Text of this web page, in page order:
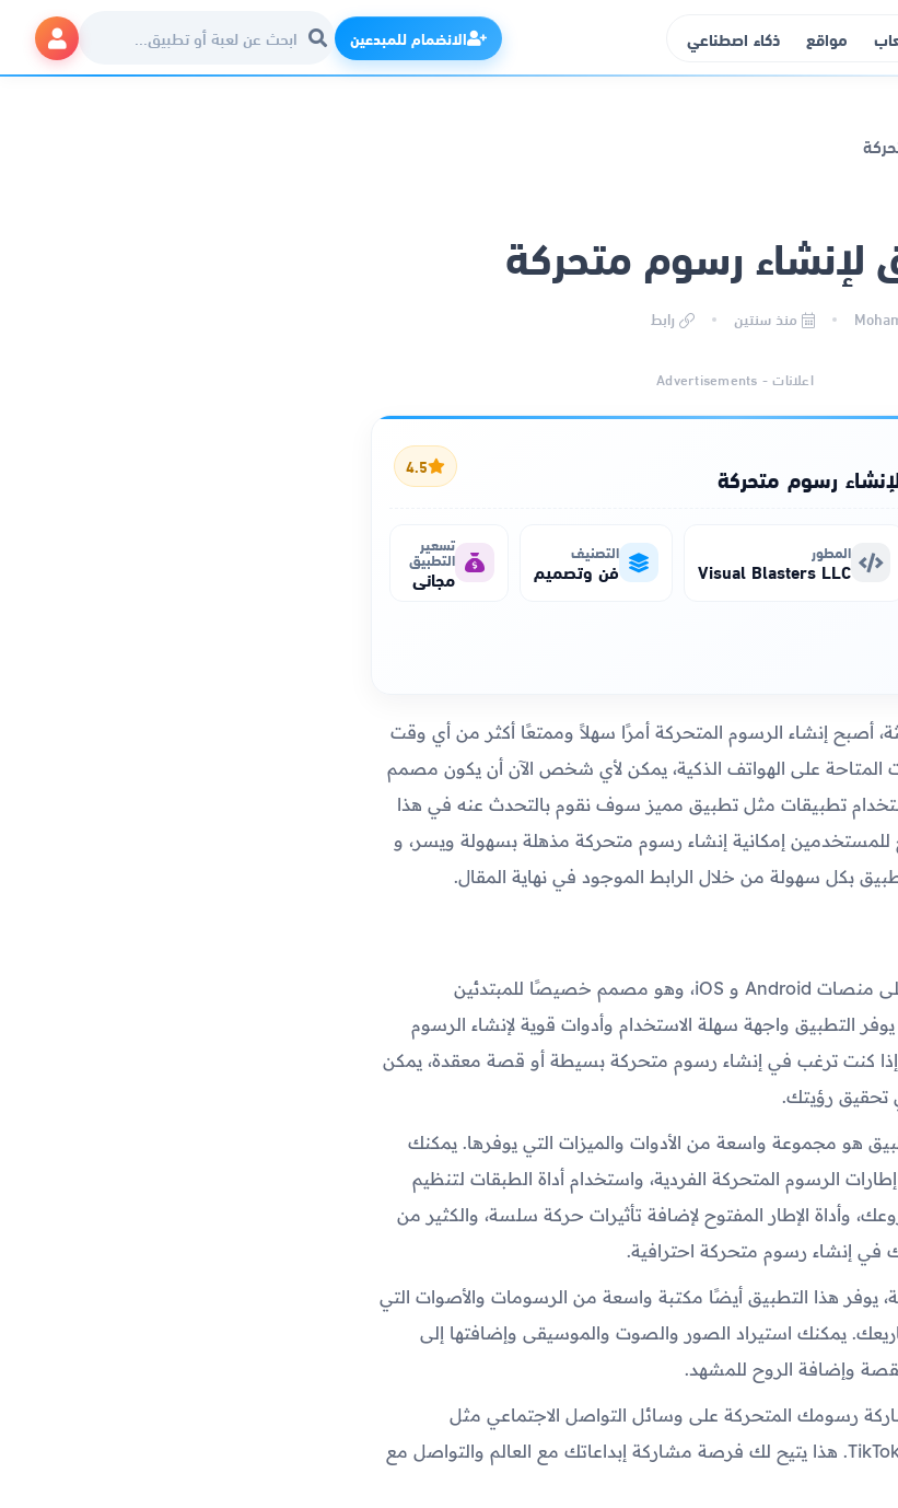
مواقع ذكاء اصطناعي الانضمام للمبدعين
لإنشاء رسوم متحركة
منذ سنتين رابط
اعلانات - Advertisements
رسوم متحركة 4.5
المطور
Visual Blasters LLC
التصنيف
فن وتصميم
تسعير
التطبيق
مجاني
أصبح إنشاء الرسوم المتحركة أمرًا سهلاً وممتعًا أكثر من أي وقت
على الهواتف الذكية، يمكن لأي شخص الآن أن يكون مصمم
تطبيقات مثل تطبيق مميز سوف نقوم بالتحدث عنه في هذا
للمستخدمين إمكانية إنشاء رسوم متحركة مذهلة بسهولة ويسر، و
بكل سهولة من خلال الرابط الموجود في نهاية المقال.
هذا التطبيق المميز متاح على منصات Android و iOS، وهو مصمم خصيصًا للمبتدئين
التطبيق واجهة سهلة الاستخدام وأدوات قوية لإنشاء الرسوم
كنت ترغب في إنشاء رسوم متحركة بسيطة أو قصة معقدة، يمكن
تحقيق رؤيتك.
هو مجموعة واسعة من الأدوات والميزات التي يوفرها. يمكنك
الرسوم المتحركة الفردية، واستخدام أداة الطبقات لتنظيم
وأداة الإطار المفتوح لإضافة تأثيرات حركة سلسة، والكثير من
في إنشاء رسوم متحركة احترافية.
يوفر هذا التطبيق أيضًا مكتبة واسعة من الرسومات والأصوات التي
يمكنك استيراد الصور والصوت والموسيقى وإضافتها إلى
وإضافة الروح للمشهد.
رسومك المتحركة على وسائل التواصل الاجتماعي مثل
Instagram وYouTube و TikTok. هذا يتيح لك فرصة مشاركة إبداعاتك مع العالم والتواصل مع